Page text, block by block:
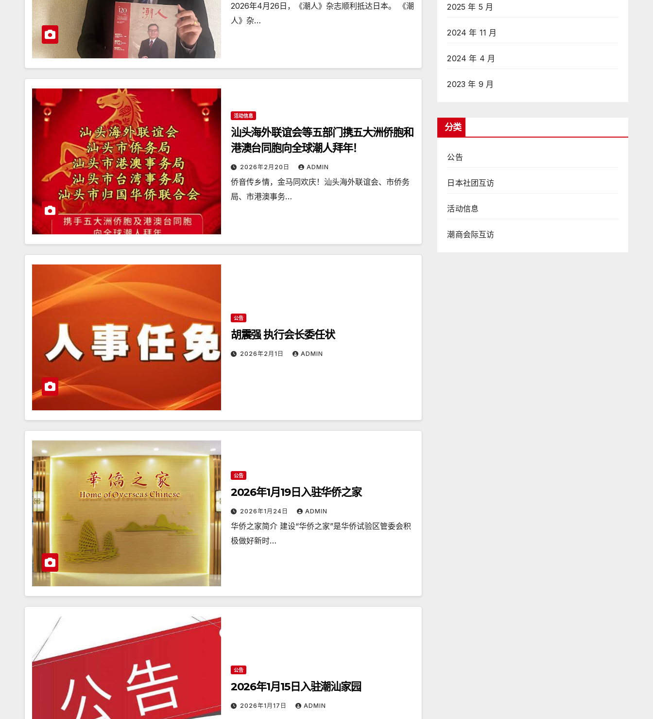
2026年4月26日，《潮人》杂志顺利抵达日本。 《潮
人》杂…
活动信息
汕头海外联谊会等五部门携五大洲侨胞和
港澳台同胞向全球潮人拜年！
2026年2月20日 ADMIN
侨音传乡情，金马同欢庆！汕头海外联谊会、市侨务
局、市港澳事务…
公告
胡震强 执行会长委任状
2026年2月1日 ADMIN
公告
2026年1月19日入驻华侨之家
2026年1月24日 ADMIN
华侨之家简介 建设“华侨之家”是华侨试验区管委会积
极做好新时…
公告
2026年1月15日入驻潮汕家园
2026年1月17日 ADMIN
2025 年 5 月
2024 年 11 月
2024 年 4 月
2023 年 9 月
分类
公告
日本社团互访
活动信息
潮商会际互访